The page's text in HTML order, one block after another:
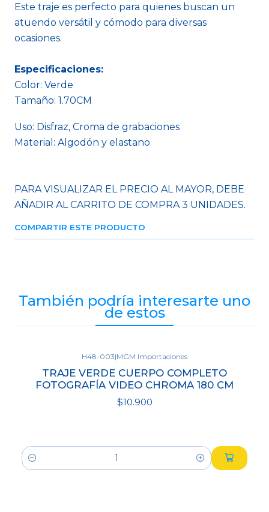
Este traje es perfecto para quienes buscan un
atuendo versátil y cómodo para diversas
ocasiones.
Especificaciones:
Color: Verde
Tamaño: 1.70CM
Uso: Disfraz, Croma de grabaciones
Material: Algodón y elastano
PARA VISUALIZAR EL PRECIO AL MAYOR, DEBE
AÑADIR AL CARRITO DE COMPRA 3 UNIDADES.
COMPARTIR ESTE PRODUCTO
También podría interesarte uno
de estos
H48-003|MGM Importaciones
TRAJE VERDE CUERPO COMPLETO
FOTOGRAFÍA VIDEO CHROMA 180 CM
$10.900
Cantidad